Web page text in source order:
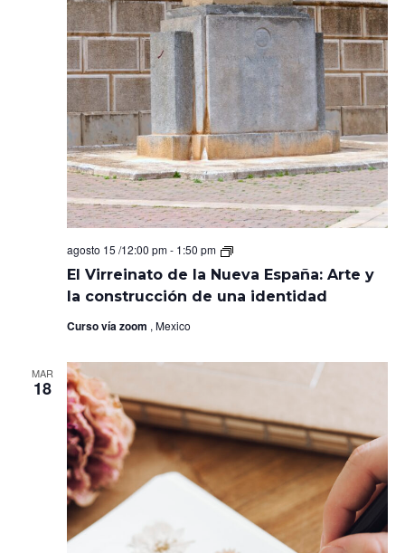
El Virreinato de la Nueva España: Arte y
la construcción de una identidad
agosto 15 /12:00 pm- 1:50 pm
El
de
la
Nueva
la
identidad
Curso vía zoom , Mexico
MAR
18